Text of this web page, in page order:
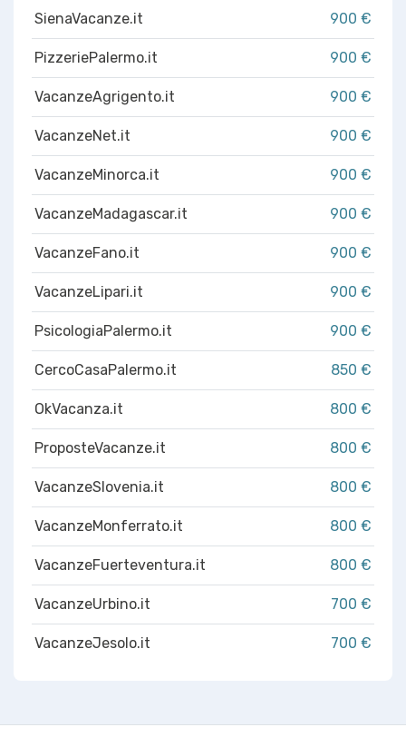
SienaVacanze.it 900 €
PizzeriePalermo.it 900 €
VacanzeAgrigento.it 900 €
VacanzeNet.it 900 €
VacanzeMinorca.it 900 €
VacanzeMadagascar.it 900 €
VacanzeFano.it 900 €
VacanzeLipari.it 900 €
PsicologiaPalermo.it 900 €
CercoCasaPalermo.it 850 €
OkVacanza.it 800 €
ProposteVacanze.it 800 €
VacanzeSlovenia.it 800 €
VacanzeMonferrato.it 800 €
VacanzeFuerteventura.it 800 €
VacanzeUrbino.it 700 €
VacanzeJesolo.it 700 €